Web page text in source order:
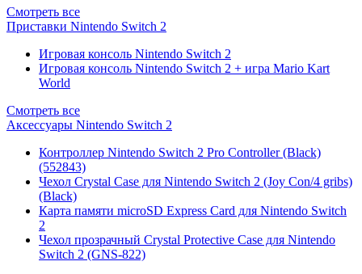
Смотреть все
Приставки Nintendo Switch 2
Игровая консоль Nintendo Switch 2
Игровая консоль Nintendo Switch 2 + игра Mario Kart
World
Смотреть все
Аксессуары Nintendo Switch 2
Контроллер Nintendo Switch 2 Pro Controller (Black)
(552843)
Чехол Сrystal Сase для Nintendo Switch 2 (Joy Con/4 gribs)
(Black)
Карта памяти microSD Express Card для Nintendo Switch
2
Чехол прозрачный Crystal Protective Case для Nintendo
Switch 2 (GNS-822)